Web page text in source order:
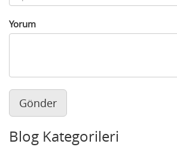
Yorum
Gönder
Blog Kategorileri